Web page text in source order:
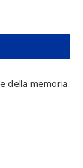
della memoria